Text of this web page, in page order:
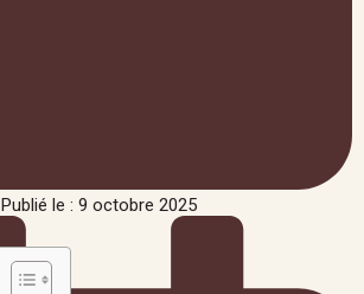
Publié le : 9 octobre 2025